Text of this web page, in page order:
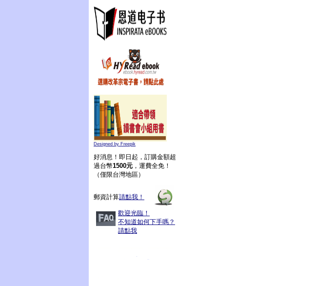
Designed by Freepik
好消息！即日起，訂購金額超
過台幣1500元 ，運費全免！
（僅限台灣地區）
郵資計算請點我！
歡迎光臨！
不知道如何下手嗎？
請點我